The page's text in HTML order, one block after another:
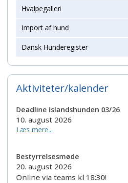
Hvalpegalleri
Import af hund
Dansk Hunderegister
Aktiviteter/kalender
Deadline Islandshunden 03/26
10. august 2026
Læs mere...
Bestyrrelsesmøde
20. august 2026
Online via teams kl 18:30!